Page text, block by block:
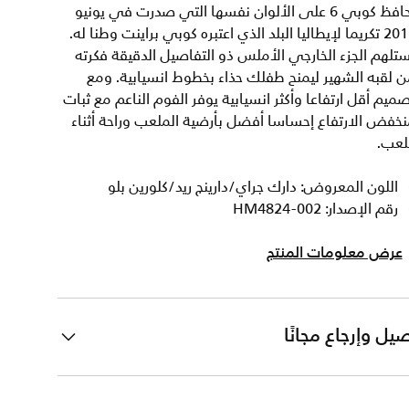
يحافظ كوبي 6 على الألوان نفسها التي صدرت في يونيو
2011 تكريما لإيطاليا البلد الذي اعتبره كوبي براينت وطنا له.
الجزء الخارجي الأملس ذو التفاصيل الدقيقة فكرته
لقبه الشهير ليمنح طفلك حذاء بخطوط انسيابية. ومع
أقل ارتفاعا وأكثر انسيابية يوفر الفوم الناعم مع ثبات
الارتفاع إحساسا أفضل بأرضية الملعب وراحة أثناء
اللون المعروض: دارك جراي/دارينج ريد/كلورين بلو
رقم الإصدار: HM4824-002
عرض معلومات المنتج
وإرجاع مجانًا